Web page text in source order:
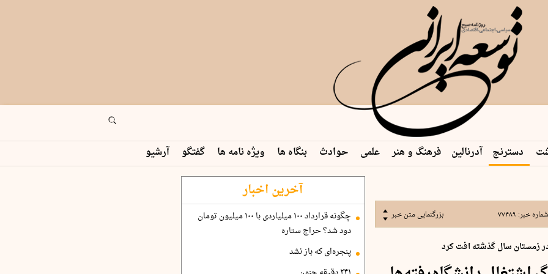
م…
دسترنج آدرنالین فرهنگ و هنر علمی حوادث بنگاه ها ویژه نامه ها گفتگو آرشیو
شماره خبر: ۷۷۴۸۹ بزرگنمایی متن خبر
زمستان سال گذشته افت کرد
آخرین اخبار
چگونه قرارداد ۱۰۰ میلیاردی با ۱۰۰ میلیون تومان
دود شد؟ حراج ستاره
پنجره‌ای که باز نشد